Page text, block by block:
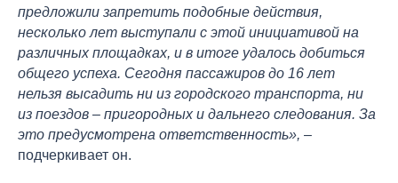
предложили запретить подобные действия,
несколько лет выступали с этой инициативой на
различных площадках, и в итоге удалось добиться
общего успеха. Сегодня пассажиров до 16 лет
нельзя высадить ни из городского транспорта, ни
из поездов – пригородных и дальнего следования. За
это предусмотрена ответственность», –
подчеркивает он.